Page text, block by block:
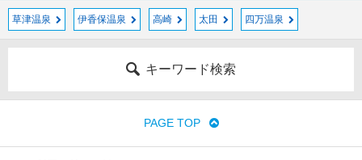
草津温泉 伊香保温泉 高崎 太田 四万温泉
キーワード検索
PAGE TOP